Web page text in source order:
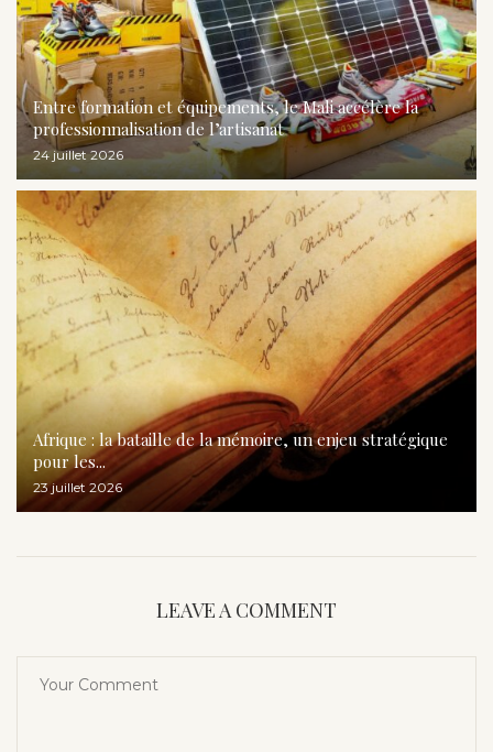
Entre formation et équipements, le Mali accélère la
professionnalisation de l’artisanat
24 juillet 2026
Afrique : la bataille de la mémoire, un enjeu stratégique
pour les...
23 juillet 2026
LEAVE A COMMENT